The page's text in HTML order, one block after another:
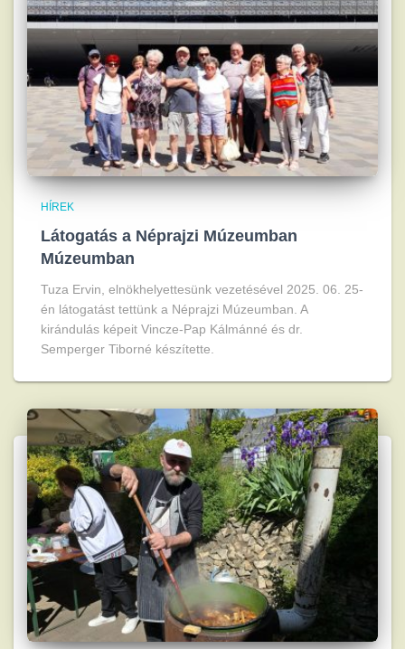
HÍREK
Látogatás a Néprajzi Múzeumban
Múzeumban
Tuza Ervin, elnökhelyettesünk vezetésével 2025. 06. 25-
én látogatást tettünk a Néprajzi Múzeumban. A
kirándulás képeit Vincze-Pap Kálmánné és dr.
Semperger Tiborné készítette.